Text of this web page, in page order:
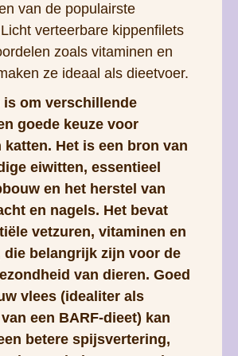
van de populairste
verteerbare kippenfilets
zoals vitaminen en
ze ideaal als dieetvoer.
is om verschillende
goede keuze voor
katten. Het is een bron van
eiwitten, essentieel
en het herstel van
en nagels. Het bevat
vetzuren, vitaminen en
die belangrijk zijn voor de
van dieren. Goed
vlees (idealiter als
een BARF-dieet) kan
betere spijsvertering,